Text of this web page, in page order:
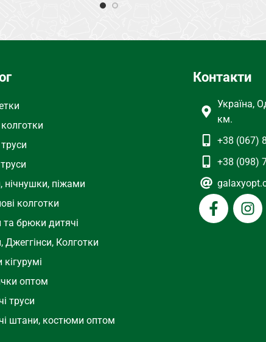
нічнушки, піжами
колготки
та брюки дитячі
Джеггінси, Колготки
оптом
труси
штани, костюми оптом
Контакти
Україна,
км.
+38 (067)
+38 (098)